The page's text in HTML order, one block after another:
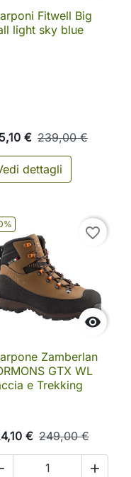
Fitwell Big
light sky blue
€ 239,00 €
dettagli

favorite_border
Zamberlan
GTX WL
e Trekking
€ 249,00 €
